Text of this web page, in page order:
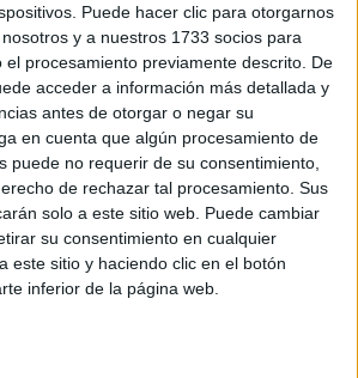
Puede hacer clic para otorgarnos
y a nuestros 1733 socios para
el procesamiento previamente descrito. De
acceder a información más detallada y
antes de otorgar o negar su
en cuenta que algún procesamiento de
puede no requerir de su consentimiento,
de rechazar tal procesamiento. Sus
solo a este sitio web. Puede cambiar
su consentimiento en cualquier
este sitio y haciendo clic en el botón
inferior de la página web.
y Melilla, la actualización de estos
es la siguiente: para el envase de 10
el precio es 2,85 euros; para el de 50,
y para filter (envase de 20), 4,10
cambian su precio en las ciudades
Mini Java (envase de 50) pasa a
envase de 10 de Pacific asciende a